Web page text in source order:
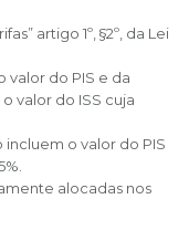
artigo 1º, §2º, da Lei
valor do PIS e da
valor do ISS cuja
o valor do PIS
alocadas nos